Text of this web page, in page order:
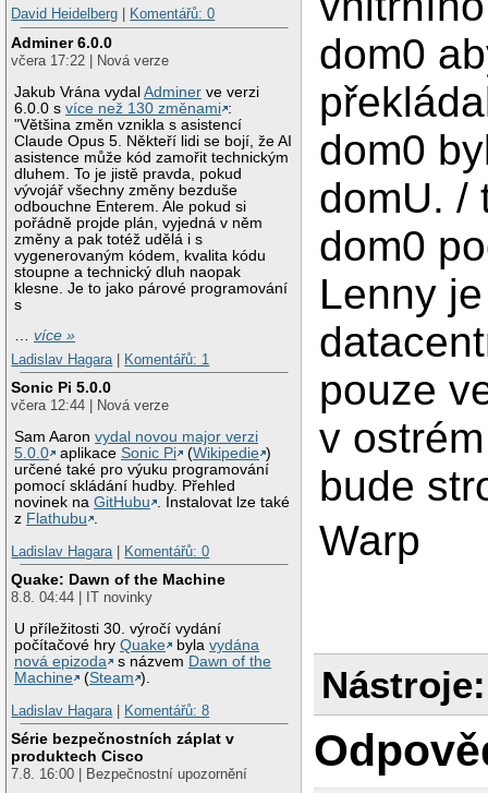
David Heidelberg
Komentářů: 0
Adminer 6.0.0
včera 17:22 | Nová verze
Jakub Vrána vydalAdminer ve verzi
6.0.0 svíce než 130 změnami :
"Většina změn vznikla s asistencí
Claude Opus 5. Někteří lidi se bojí, že AI
asistence může kód zamořit technickým
dluhem. To je jistě pravda, pokud
vývojář všechny změny bezduše
odbouchne Enterem. Ale pokud si
pořádně projde plán, vyjedná v něm
změny a pak totéž udělá i s
vygenerovaným kódem, kvalita kódu
stoupne a technický dluh naopak
klesne. Je to jako párové programování
s
…více »
Ladislav Hagara
Komentářů: 1
Sonic Pi 5.0.0
včera 12:44 | Nová verze
Sam Aaronvydal novou major verzi
5.0.0
aplikaceSonic Pi (Wikipedie )
určené také pro výuku programování
pomocí skládání hudby. Přehled
novinek naGitHubu . Instalovat lze také
z Flathubu .
Ladislav Hagara | Komentářů: 0
Quake: Dawn of the Machine
8.8. 04:44 | IT novinky
U příležitosti 30. výročí vydání
počítačové hryQuake bylavydána
nová epizoda
s názvem Dawn of the
Machine
(Steam ).
Ladislav Hagara | Komentářů: 8
Série bezpečnostních záplat v
produktech Cisco
7.8. 16:00 | Bezpečnostní upozornění
dom0
dom0
domU. /
dom0
Lenny
pouze
v
bude
Warp
Nástroje: